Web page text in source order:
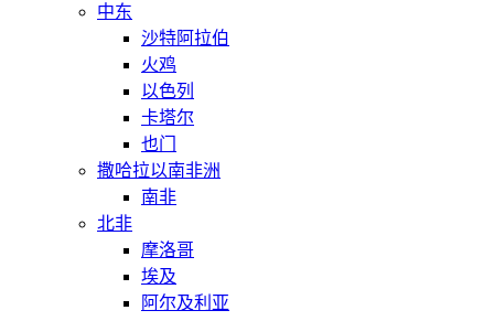
中东
沙特阿拉伯
火鸡
以色列
卡塔尔
也门
撒哈拉以南非洲
南非
北非
摩洛哥
埃及
阿尔及利亚